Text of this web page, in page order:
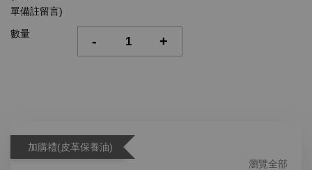
單備註留言)
數量 - +
加購禮(皮革保養油)
瀏覽全部